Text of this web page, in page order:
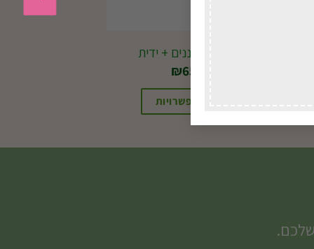
₪65.00
בחירת אפשרויות